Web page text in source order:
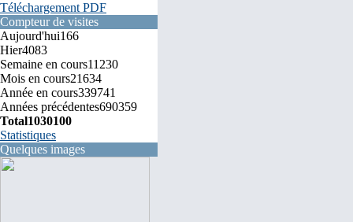
Téléchargement PDF
Compteur de visites
Aujourd'hui166
Hier4083
Semaine en cours11230
Mois en cours21634
Année en cours339741
Années précédentes690359
Total1030100
Statistiques
Quelques images